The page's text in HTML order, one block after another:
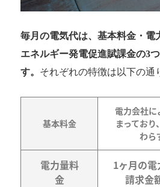
毎月の電気代は、基本料金・電
エネルギー発電促進賦課金の3
す。 それぞれの特徴は以下の通
基本料金
電力会社に
まってお
わら
電力量料
金
1ヶ月の
請求金